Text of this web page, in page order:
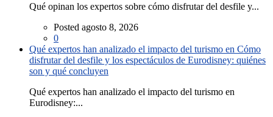
Qué opinan los expertos sobre cómo disfrutar del desfile y...
Posted agosto 8, 2026
0
Qué expertos han analizado el impacto del turismo en Cómo
disfrutar del desfile y los espectáculos de Eurodisney: quiénes
son y qué concluyen
Qué expertos han analizado el impacto del turismo en
Eurodisney:...